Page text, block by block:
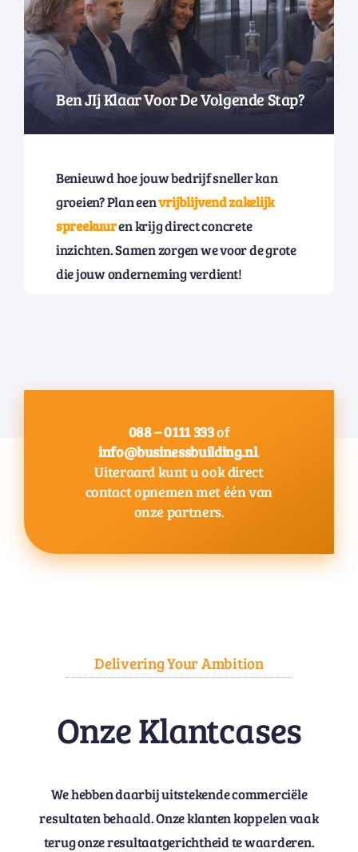
Ben JIj Klaar Voor De Volgende Stap?
Benieuwd hoe jouw bedrijf sneller kan
groeien? Plan eenvrijblijvend zakelijk
spreekuuren krijg direct concrete
inzichten. Samen zorgen we voor de grote
die jouw onderneming verdient!
088 – 0111 333of
info@businessbuilding.nl.
Uiteraard kunt u ook direct
contact opnemen met één van
onze partners.
Delivering Your Ambition
Onze Klantcases
We hebben daarbij uitstekende commerciële
resultaten behaald. Onze klanten koppelen vaak
terug onze resultaatgerichtheid te waarderen.